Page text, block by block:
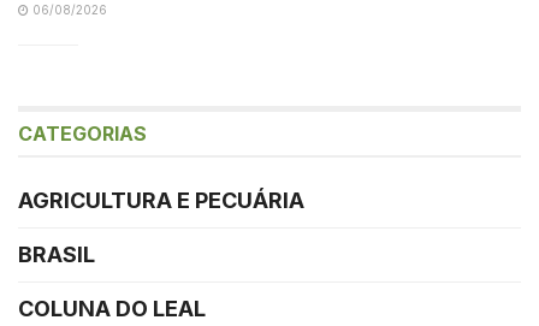
06/08/2026
CATEGORIAS
AGRICULTURA E PECUÁRIA
BRASIL
COLUNA DO LEAL